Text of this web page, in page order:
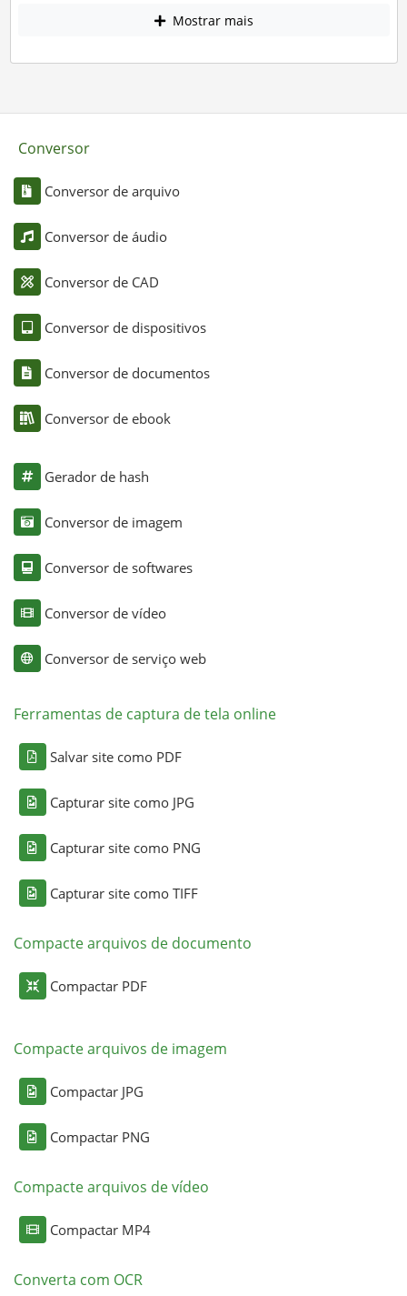
Mostrar mais
Conversor
Conversor de arquivo
Conversor de áudio
Conversor de CAD
Conversor de dispositivos
Conversor de documentos
Conversor de ebook
Gerador de hash
Conversor de imagem
Conversor de softwares
Conversor de vídeo
Conversor de serviço web
Ferramentas de captura de tela online
Salvar site como PDF
Capturar site como JPG
Capturar site como PNG
Capturar site como TIFF
Compacte arquivos de documento
Compactar PDF
Compacte arquivos de imagem
Compactar JPG
Compactar PNG
Compacte arquivos de vídeo
Compactar MP4
Converta com OCR